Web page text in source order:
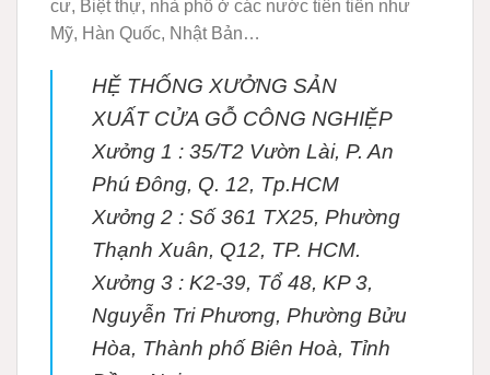
cư, Biệt thự, nhà phố ở các nước tiên tiến như
Mỹ, Hàn Quốc, Nhật Bản…
HỆ THỐNG XƯỞNG SẢN
XUẤT CỬA GỖ CÔNG NGHIỆP
Xưởng 1 : 35/T2 Vườn Lài, P. An
Phú Đông, Q. 12, Tp.HCM
Xưởng 2 : Số 361 TX25, Phường
Thạnh Xuân, Q12, TP. HCM.
Xưởng 3 : K2-39, Tổ 48, KP 3,
Nguyễn Tri Phương, Phường Bửu
Hòa, Thành phố Biên Hoà, Tỉnh